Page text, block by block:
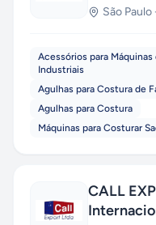
São Paulo
Acessórios para
Industriais
Agulhas para Costura de
Agulhas para Costura
Máquinas para Costurar
CALL